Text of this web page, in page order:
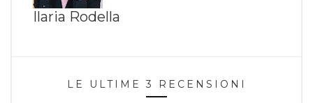
Ilaria Rodella
LE ULTIME 3 RECENSIONI